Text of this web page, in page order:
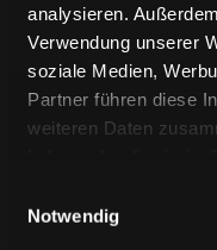
analysieren.
Verwendung unserer
soziale Medien,
Partner führen diese
weiteren Daten
Notwendig